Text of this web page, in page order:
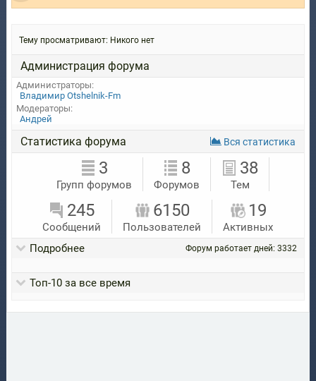
Тему просматривают: Никого нет
Администрация форума
Администраторы:
Владимир Otshelnik-Fm
Модераторы:
Андрей
Статистика форума Вся статистика
3
Групп форумов
8
Форумов
38
Тем
245
Сообщений
6150
Пользователей
19
Активных
Подробнее
Форум работает дней: 3332
Toп-10 за все время